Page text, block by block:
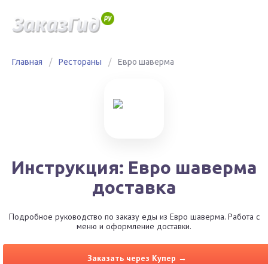
Главная / Рестораны / Евро шаверма
Инструкция: Евро шаверма
доставка
Подробное руководство по заказу еды из Евро шаверма. Работа с
меню и оформление доставки.
Заказать через Купер →